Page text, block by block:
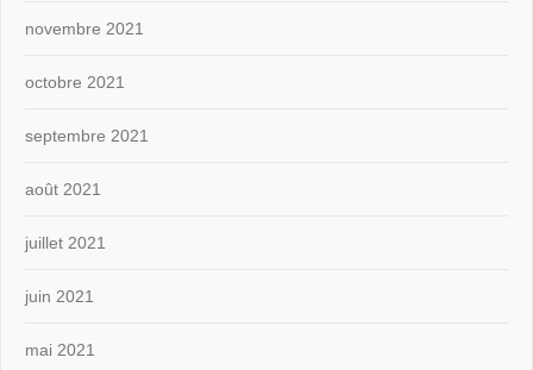
novembre 2021
octobre 2021
septembre 2021
août 2021
juillet 2021
juin 2021
mai 2021